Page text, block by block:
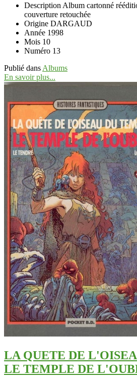
Description Album cartonné
couverture retouchée
Origine DARGAUD
Année 1998
Mois 10
Numéro 13
Publié dans Albums
En savoir plus...
LA QUETE DE
LE TEMPLE DE